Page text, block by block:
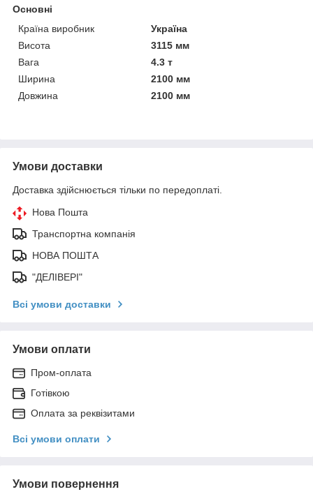
Основні
Країна виробник
Україна
Висота
3115 мм
Вага
4.3 т
Ширина
2100 мм
Довжина
2100 мм
Умови доставки
Доставка здійснюється тільки по передоплаті.
Нова Пошта
Транспортна компанія
НОВА ПОШТА
"ДЕЛІВЕРІ"
Всі умови доставки
Умови оплати
Пром-оплата
Готівкою
Оплата за реквізитами
Всі умови оплати
Умови повернення